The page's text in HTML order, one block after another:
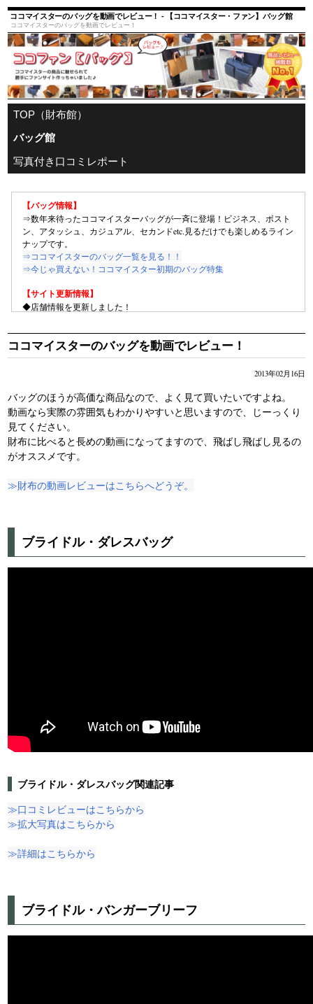
ココマイスターのバッグを動画でレビュー！ - 【ココマイスター・ファン】バッグ館
ココマイスターのバッグを動画でレビュー！
TOP（財布館）
バッグ館
写真付き口コミレポート
【バッグ情報】
⇒数年来待ったココマイスターバッグが一斉に登場！ビジネス、ボスト
ン、アタッシュ、カジュアル、セカンドetc.見るだけでも楽しめるライン
ナップです。
⇒ココマイスターのバッグ一覧を見る！！
⇒今じゃ買えない！ココマイスター初期のバッグ特集
【サイト更新情報】
◆店舗情報を更新しました！
ト！
◆商品の口コミレビューを更新しました！
ココマイスターのバッグを動画でレビュー！
2013年02月16日
バッグのほうが高価な商品なので、よく見て買いたいですよね。
動画なら実際の雰囲気もわかりやすいと思いますので、じーっくり
見てください。
財布に比べると長めの動画になってますので、飛ばし飛ばし見るの
がオススメです。
≫財布の動画レビューはこちらへどうぞ。
ブライドル・ダレスバッグ
ブライドル・ダレスバッグ関連記事
≫口コミレビューはこちらから
≫拡大写真はこちらから
≫詳細はこちらから
ブライドル・バンガーブリーフ